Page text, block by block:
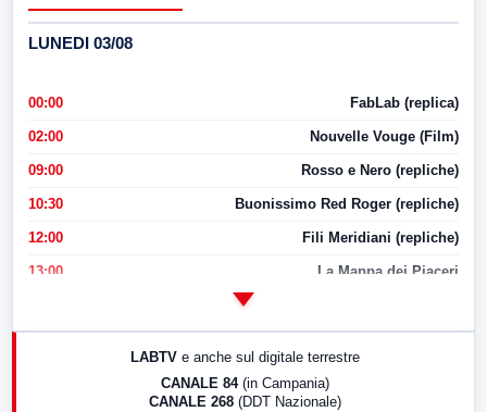
LUNEDI 03/08
00:00 FabLab (replica)
02:00 Nouvelle Vouge (Film)
09:00 Rosso e Nero (repliche)
10:30 Buonissimo Red Roger (repliche)
12:00 Fili Meridiani (repliche)
13:00 La Mappa dei Piaceri
LABTV e anche sul digitale terrestre
CANALE 84 (in Campania)
CANALE 268 (DDT Nazionale)